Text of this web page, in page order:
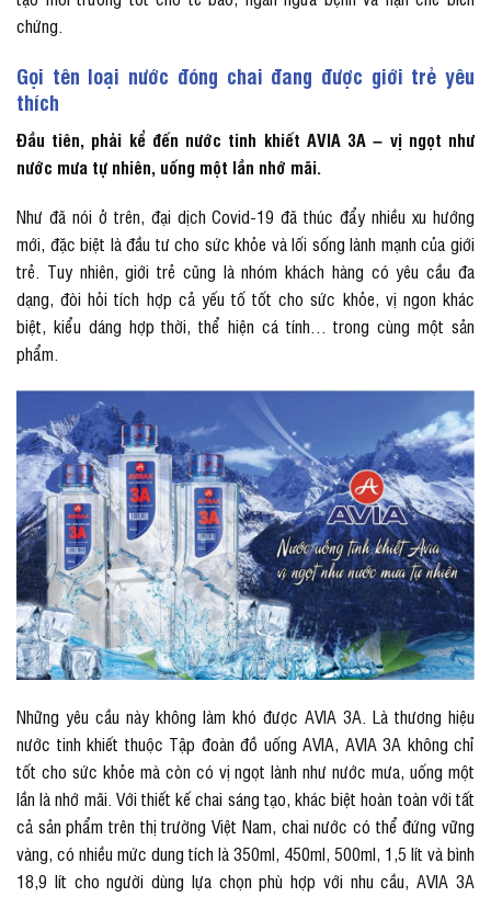
chứng.
Gọi tên loại nước đóng chai đang được giới trẻ yêu
thích
Đầu tiên, phải kể đến nước tinh khiết AVIA 3A – vị ngọt như
nước mưa tự nhiên, uống một lần nhớ mãi.
Như đã nói ở trên, đại dịch Covid-19 đã thúc đẩy nhiều xu hướng
mới, đặc biệt là đầu tư cho sức khỏe và lối sống lành mạnh của giới
trẻ. Tuy nhiên, giới trẻ cũng là nhóm khách hàng có yêu cầu đa
dạng, đòi hỏi tích hợp cả yếu tố tốt cho sức khỏe, vị ngon khác
biệt, kiểu dáng hợp thời, thể hiện cá tính… trong cùng một sản
phẩm.
Những yêu cầu này không làm khó được AVIA 3A. Là thương hiệu
nước tinh khiết thuộc Tập đoàn đồ uống AVIA, AVIA 3A không chỉ
tốt cho sức khỏe mà còn có vị ngọt lành như nước mưa, uống một
lần là nhớ mãi. Với thiết kế chai sáng tạo, khác biệt hoàn toàn với tất
cả sản phẩm trên thị trường Việt Nam, chai nước có thể đứng vững
vàng, có nhiều mức dung tích là 350ml, 450ml, 500ml, 1,5 lít và bình
18,9 lít cho người dùng lựa chọn phù hợp với nhu cầu, AVIA 3A